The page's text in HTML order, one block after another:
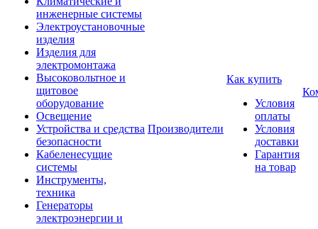
инженерные системы
Электроустановочные
изделия
Изделия для
электромонтажа
Высоковольтное и
щитовое
оборудование
Освещение
Устройства и средства
безопасности
Кабеленесущие
системы
Инструменты,
техника
Генераторы
электроэнергии и
Производители
Как купить
Условия
оплаты
Условия
доставки
Гарантия
на товар